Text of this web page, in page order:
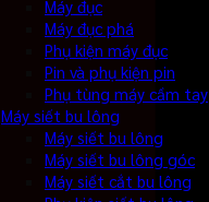
Máy đục
Máy đục phá
Phụ kiện máy đục
Pin và phụ kiện pin
Phụ tùng máy cầm tay
Máy siết bu lông
Máy siết bu lông
Máy siết bu lông góc
Máy siết cắt bu lông